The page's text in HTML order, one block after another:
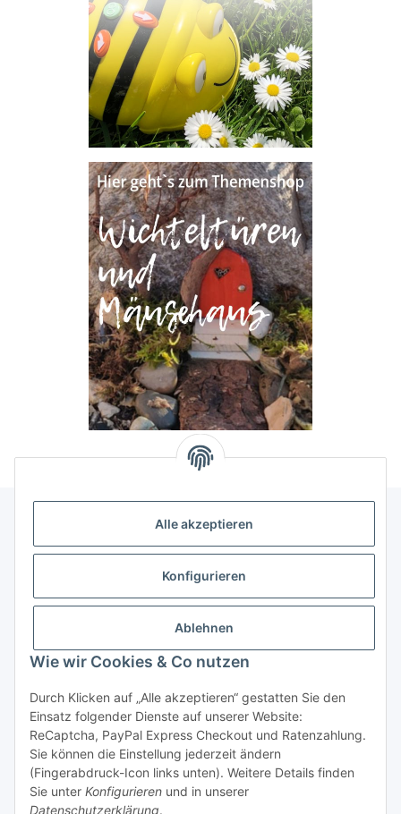
Alle akzeptieren
Konfigurieren
Ablehnen
Wie wir Cookies & Co nutzen
Durch Klicken auf „Alle akzeptieren“ gestatten Sie den
Einsatz folgender Dienste auf unserer Website:
ReCaptcha, PayPal Express Checkout und Ratenzahlung.
Sie können die Einstellung jederzeit ändern
(Fingerabdruck-Icon links unten). Weitere Details finden
Sie unter Konfigurieren und in unserer
Datenschutzerklärung.
Allgemeine Informationen
Rechtliche Infomationen
Service
Vertrag widerrufen